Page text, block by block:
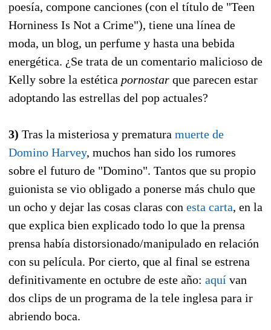
poesía, compone canciones (con el título de "Teen
Horniness Is Not a Crime"), tiene una línea de
moda, un blog, un perfume y hasta una bebida
energética. ¿Se trata de un comentario malicioso de
Kelly sobre la estética pornostar que parecen estar
adoptando las estrellas del pop actuales?
3) Tras la misteriosa y prematura muerte de
Domino Harvey, muchos han sido los rumores
sobre el futuro de "Domino". Tantos que su propio
guionista se vio obligado a ponerse más chulo que
un ocho y dejar las cosas claras con esta carta, en la
que explica bien explicado todo lo que la prensa
prensa había distorsionado/manipulado en relación
con su película. Por cierto, que al final se estrena
definitivamente en octubre de este año: aquí van
dos clips de un programa de la tele inglesa para ir
abriendo boca.